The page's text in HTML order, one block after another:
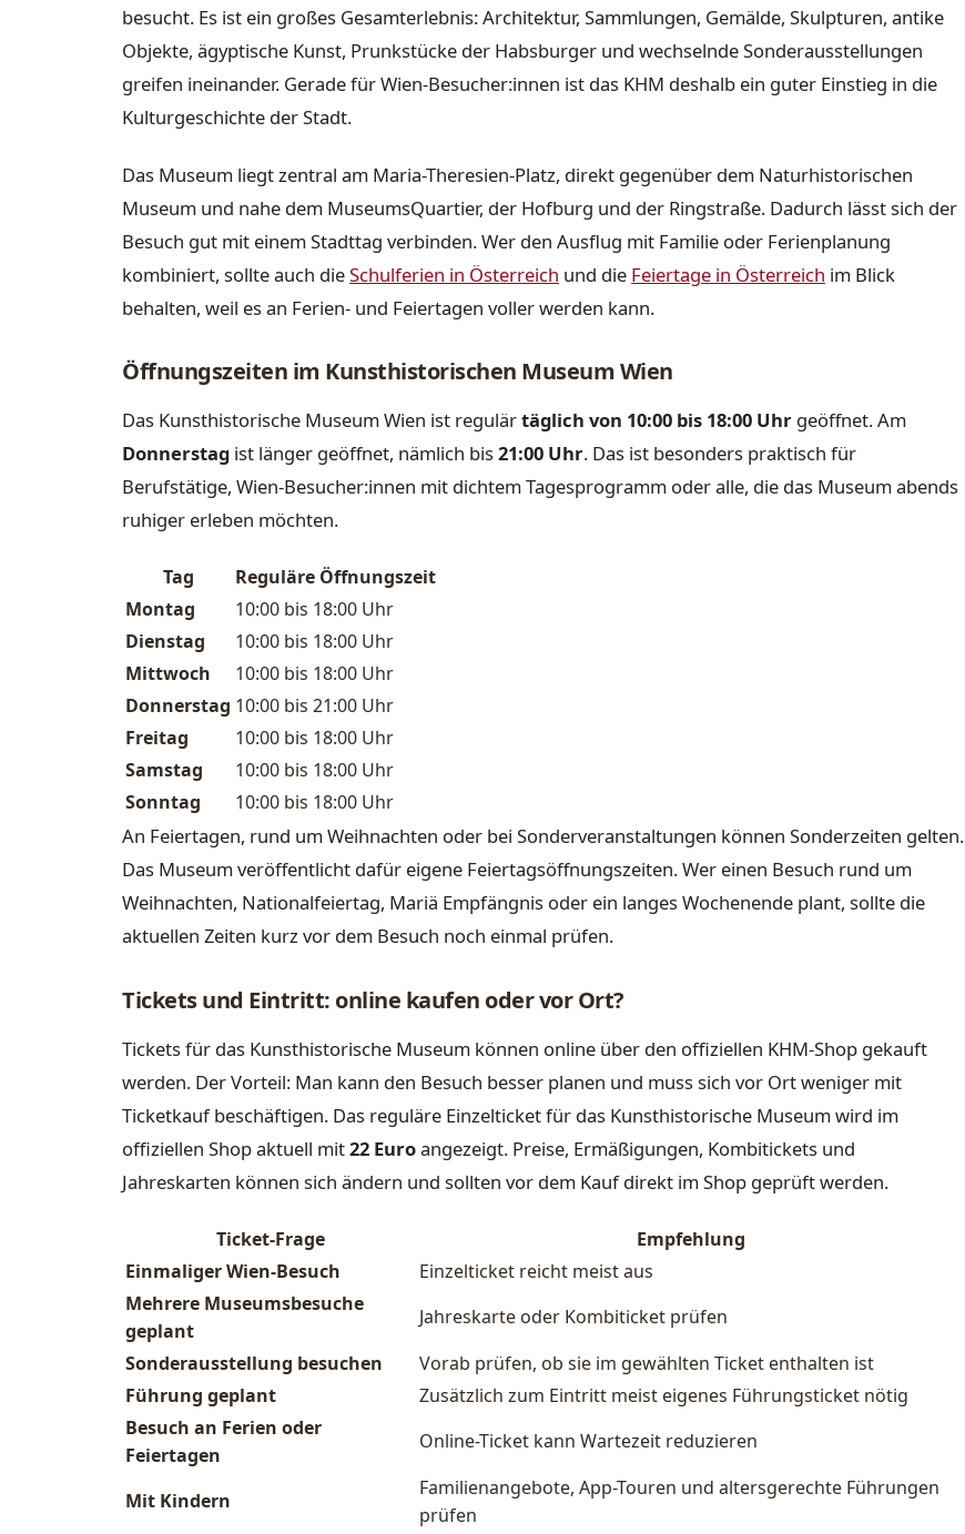
besucht. Es ist ein großes Gesamterlebnis: Architektur, Sammlungen, Gemälde, Skulpturen, antike
Objekte, ägyptische Kunst, Prunkstücke der Habsburger und wechselnde Sonderausstellungen
greifen ineinander. Gerade für Wien-Besucher:innen ist das KHM deshalb ein guter Einstieg in die
Kulturgeschichte der Stadt.
Das Museum liegt zentral am Maria-Theresien-Platz, direkt gegenüber dem Naturhistorischen
Museum und nahe dem MuseumsQuartier, der Hofburg und der Ringstraße. Dadurch lässt sich der
Besuch gut mit einem Stadttag verbinden. Wer den Ausflug mit Familie oder Ferienplanung
kombiniert, sollte auch dieSchulferien in Österreich und die Feiertage in Österreich im Blick
behalten, weil es an Ferien- und Feiertagen voller werden kann.
Öffnungszeiten im Kunsthistorischen Museum Wien
Das Kunsthistorische Museum Wien ist regulärtäglich von 10:00 bis 18:00 Uhr geöffnet. Am
Donnerstag ist länger geöffnet, nämlich bis21:00 Uhr. Das ist besonders praktisch für
Berufstätige, Wien-Besucher:innen mit dichtem Tagesprogramm oder alle, die das Museum abends
ruhiger erleben möchten.
Tag
Reguläre Öffnungszeit
Montag
10:00 bis 18:00 Uhr
Dienstag
10:00 bis 18:00 Uhr
Mittwoch
10:00 bis 18:00 Uhr
Donnerstag 10:00 bis 21:00 Uhr
Freitag
10:00 bis 18:00 Uhr
Samstag
10:00 bis 18:00 Uhr
Sonntag
10:00 bis 18:00 Uhr
An Feiertagen, rund um Weihnachten oder bei Sonderveranstaltungen können Sonderzeiten gelten.
Das Museum veröffentlicht dafür eigene Feiertagsöffnungszeiten. Wer einen Besuch rund um
Weihnachten, Nationalfeiertag, Mariä Empfängnis oder ein langes Wochenende plant, sollte die
aktuellen Zeiten kurz vor dem Besuch noch einmal prüfen.
Tickets und Eintritt: online kaufen oder vor Ort?
Tickets für das Kunsthistorische Museum können online über den offiziellen KHM-Shop gekauft
werden. Der Vorteil: Man kann den Besuch besser planen und muss sich vor Ort weniger mit
Ticketkauf beschäftigen. Das reguläre Einzelticket für das Kunsthistorische Museum wird im
offiziellen Shop aktuell mit22 Euroangezeigt. Preise, Ermäßigungen, Kombitickets und
Jahreskarten können sich ändern und sollten vor dem Kauf direkt im Shop geprüft werden.
Ticket-Frage
Empfehlung
Einmaliger Wien-Besuch
Einzelticket reicht meist aus
Mehrere Museumsbesuche
geplant
Jahreskarte oder Kombiticket prüfen
Sonderausstellung besuchen
Vorab prüfen, ob sie im gewählten Ticket enthalten ist
Führung geplant
Zusätzlich zum Eintritt meist eigenes Führungsticket nötig
Besuch an Ferien oder
Feiertagen
Online-Ticket kann Wartezeit reduzieren
Mit Kindern
Familienangebote, App-Touren und altersgerechte Führungen
prüfen